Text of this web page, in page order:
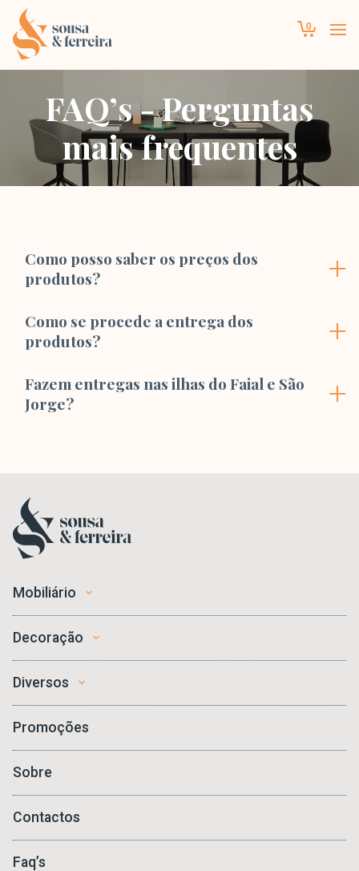
0
FAQ’s - Perguntas
mais frequentes
Como posso saber os preços dos
produtos?
Como se procede a entrega dos
produtos?
Fazem entregas nas ilhas do Faial e São
Jorge?
Mobiliário
Decoração
Diversos
Promoções
Sobre
Contactos
Faq’s